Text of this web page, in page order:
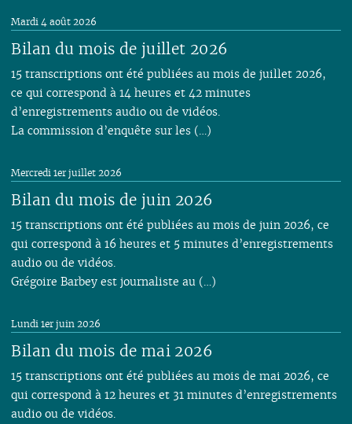
01
01
02
01
Bilan du mois de juillet 2026
Mardi 4 août 2026
15 transcriptions ont été publiées au mois de juillet 2026,
ce qui correspond à 14 heures et 42 minutes
d’enregistrements audio ou de vidéos.
La commission d’enquête sur les (…)
Bilan du mois de juin 2026
Mercredi 1er juillet 2026
15 transcriptions ont été publiées au mois de juin 2026, ce
qui correspond à 16 heures et 5 minutes d’enregistrements
audio ou de vidéos.
Grégoire Barbey est journaliste au (…)
Bilan du mois de mai 2026
Lundi 1er juin 2026
15 transcriptions ont été publiées au mois de mai 2026, ce
qui correspond à 12 heures et 31 minutes d’enregistrements
audio ou de vidéos.